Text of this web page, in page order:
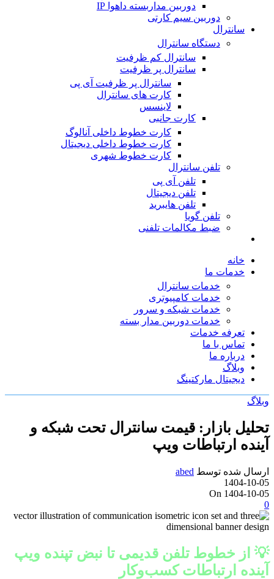
دوربین مداربسته داهوا IP
دوربین سیم کارتی
سانترال
دستگاه سانترال
سانترال کم ظرفیت
سانترال پر ظرفیت
سانترال پر ظرفیت آی پی
کارت های سانترال
لاینسس
کارت جانبی
کارت خطوط داخلی آنالوگ
کارت خطوط داخلی دیجیتال
کارت خطوط شهری
تلفن سانترال
تلفن آی پی
تلفن دیجیتال
تلفن هایبرید
تلفن گویا
ضبط مکالمات تلفنی
خانه
خدمات ما
خدمات سانترال
خدمات کامپیوتری
خدمات شبکه و سرور
خدمات دوربین مدار بسته
تعرفه خدمات
تماس با ما
درباره ما
وبلاگ
دیجیتال مارکتینگ
وبلاگ
تحلیل بازار: قیمت سانترال تحت شبکه و
آینده ارتباطات ویپ
ارسال شده توسط abed
1404-10-05
On 1404-10-05
0
💡 از خطوط تلفن قدیمی تا نبض تپنده ویپ
آینده ارتباطات کسب‌وکار